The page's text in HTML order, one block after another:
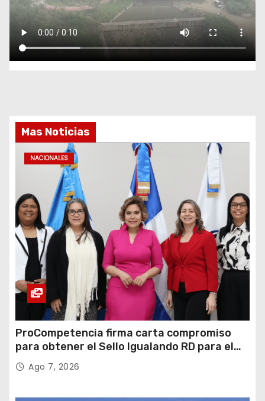
Mas Noticias
NACIONALES
ProCompetencia firma carta compromiso
para obtener el Sello Igualando RD para el
Sector Público
Ago 7, 2026